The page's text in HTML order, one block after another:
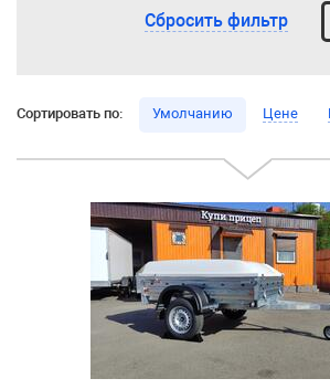
Сбросить фильтр
Сортировать по: Умолчанию Цене